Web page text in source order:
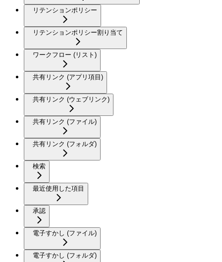
リテンションポリシー
リテンションポリシー割り当て
ワークフロー (リスト)
共有リンク (アプリ項目)
共有リンク (ウェブリンク)
共有リンク (ファイル)
共有リンク (フォルダ)
検索
最近使用した項目
承認
電子すかし (ファイル)
電子すかし (フォルダ)